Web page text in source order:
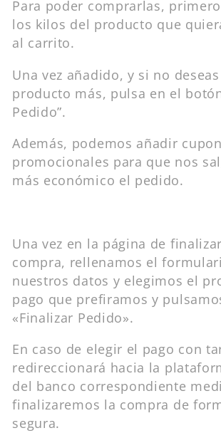
Para poder comprarlas,
los kilos del producto que
al carrito.
Una vez añadido, y si no
producto más, pulsa en el
Pedido”.
Además, podemos añadir
promocionales para que nos
más económico el pedido.
Una vez en la página de
compra, rellenamos el
nuestros datos y elegimos el
pago que prefiramos y
«Finalizar Pedido».
En caso de elegir el pago con
redireccionará hacia la
del banco correspondiente
finalizaremos la compra de
segura.